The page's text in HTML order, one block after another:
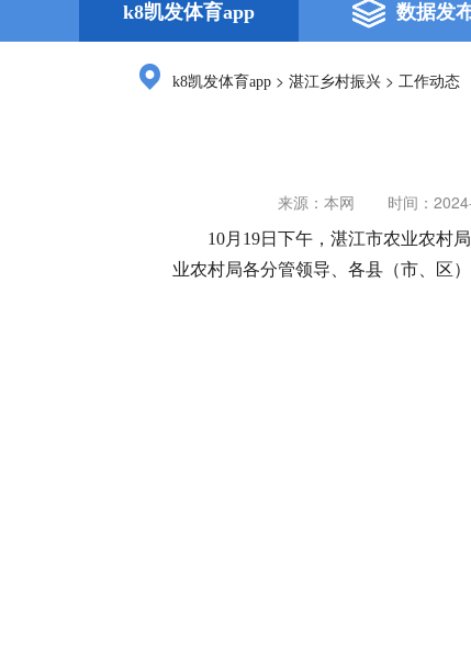
k8凯发体育app 数据发
k8凯发体育app > 湛江乡村振兴 > 工作动态
来源：本网 时间：
10月19日下午，湛江市农业农村
业农村局各分管领导、各县（市、区